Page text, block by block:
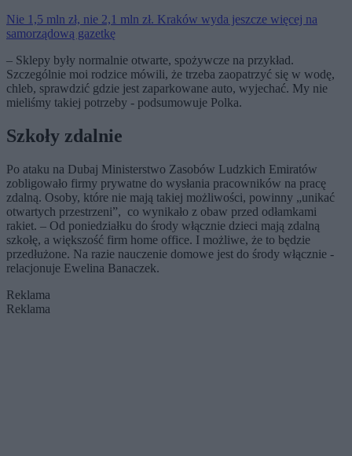
Nie 1,5 mln zł, nie 2,1 mln zł. Kraków wyda jeszcze więcej na
samorządową gazetkę
– Sklepy były normalnie otwarte, spożywcze na przykład.
Szczególnie moi rodzice mówili, że trzeba zaopatrzyć się w wodę,
chleb, sprawdzić gdzie jest zaparkowane auto, wyjechać. My nie
mieliśmy takiej potrzeby - podsumowuje Polka.
Szkoły zdalnie
Po ataku na Dubaj Ministerstwo Zasobów Ludzkich Emiratów
zobligowało firmy prywatne do wysłania pracowników na pracę
zdalną. Osoby, które nie mają takiej możliwości, powinny „unikać
otwartych przestrzeni”, co wynikało z obaw przed odłamkami
rakiet. – Od poniedziałku do środy włącznie dzieci mają zdalną
szkołę, a większość firm home office. I możliwe, że to będzie
przedłużone. Na razie nauczenie domowe jest do środy włącznie -
relacjonuje Ewelina Banaczek.
Reklama
Reklama